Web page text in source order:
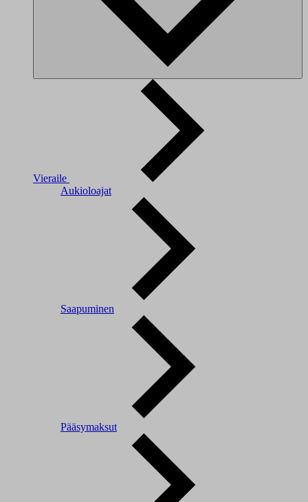
Vieraile
Aukioloajat
Saapuminen
Pääsymaksut